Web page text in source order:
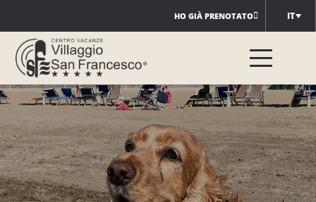
al
contenuto
HO GIÀ PRENOTATO IT